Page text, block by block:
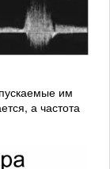
им
а частота